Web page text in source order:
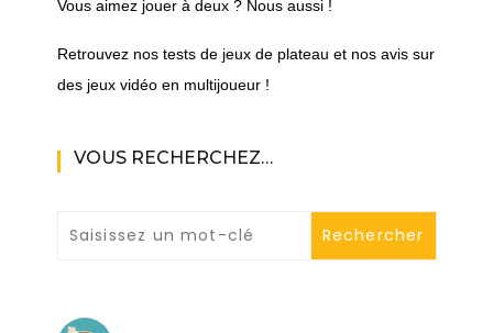
Vous aimez jouer à deux ? Nous aussi !
Retrouvez nos tests de jeux de plateau et nos avis sur
des jeux vidéo en multijoueur !
VOUS RECHERCHEZ…